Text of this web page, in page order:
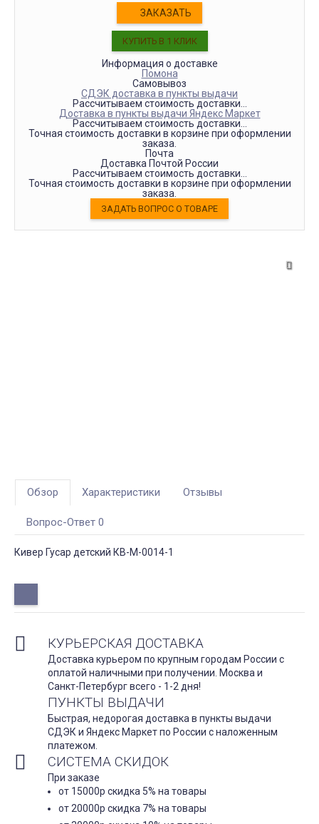
ЗАКАЗАТЬ
Информация о доставке
Помона
Самовывоз
СДЭК доставка в пункты выдачи
Рассчитываем стоимость доставки...
Доставка в пункты выдачи Яндекс Маркет
Рассчитываем стоимость доставки...
Точная стоимость доставки в корзине при оформлении
заказа.
Почта
Доставка Почтой России
Рассчитываем стоимость доставки...
Точная стоимость доставки в корзине при оформлении
заказа.
Обзор Характеристики Отзывы
Вопрос-Ответ 0
Кивер Гусар детский КВ-М-0014-1
КУРЬЕРСКАЯ ДОСТАВКА
Доставка курьером по крупным городам России с
оплатой наличными при получении. Москва и
Санкт-Петербург всего - 1-2 дня!
ПУНКТЫ ВЫДАЧИ
Быстрая, недорогая доставка в пункты выдачи
СДЭК и Яндекс Маркет по России с наложенным
платежом.
СИСТЕМА СКИДОК
При заказе
от 15000р скидка 5% на товары
от 20000р скидка 7% на товары